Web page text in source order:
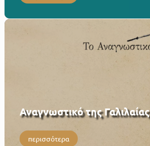
Αναγνωστικό της Γαλιλαίας
περισσότερα